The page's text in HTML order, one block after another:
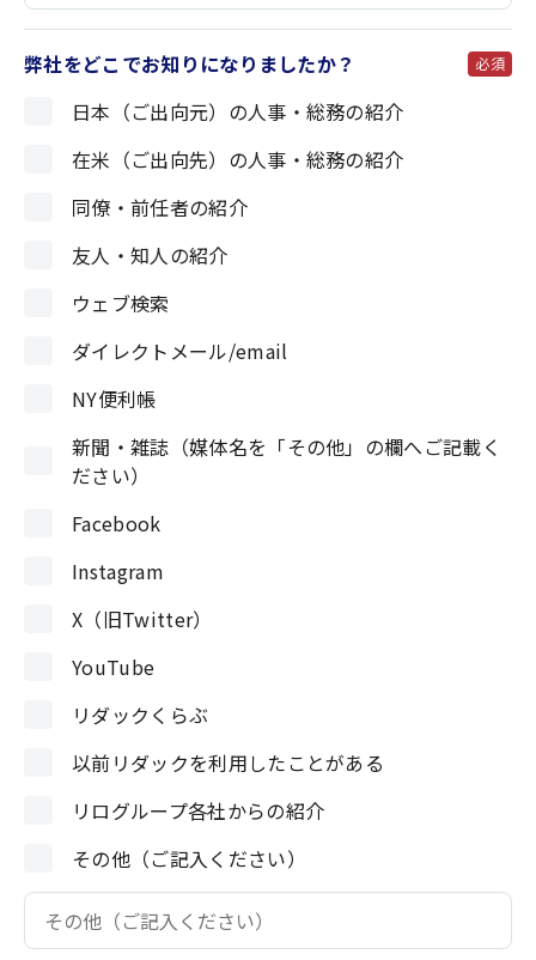
弊社をどこでお知りになりましたか？ 必須
日本（ご出向元）の人事・総務の紹介
在米（ご出向先）の人事・総務の紹介
同僚・前任者の紹介
友人・知人の紹介
ウェブ検索
ダイレクトメール/email
NY便利帳
新聞・雑誌（媒体名を「その他」の欄へご記載く
ださい）
Facebook
Instagram
X（旧Twitter）
YouTube
リダックくらぶ
以前リダックを利用したことがある
リログループ各社からの紹介
その他（ご記入ください）